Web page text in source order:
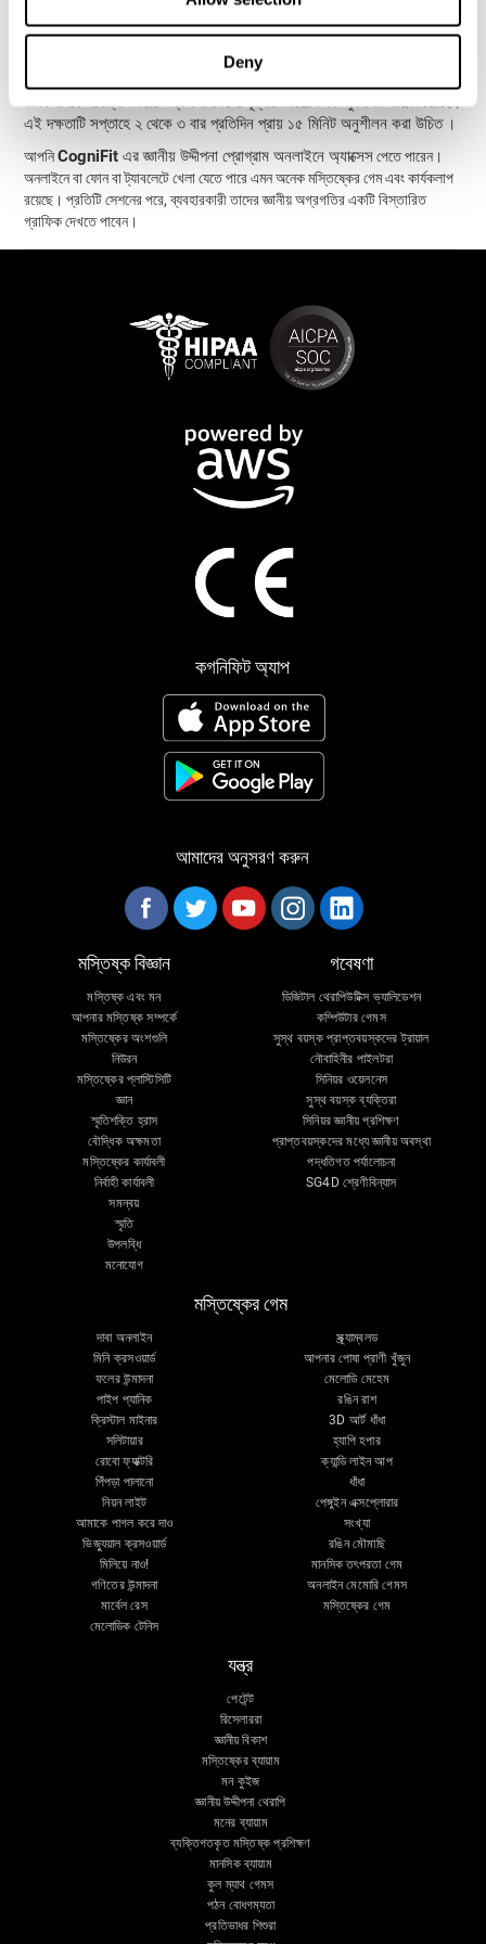
Deny
মস্তিষ্ক প্রশিক্ষণ প্রোগ্রাম তৈরি করে। প্রাথমিক মূল্যায়নের ফলাফল ব্যবহার করে নিশ্চিত
করা হয় যে মস্তিষ্ক প্রশিক্ষণ প্রোগ্রামটি যতটা সম্ভব নির্ভুল এবং ব্যবহারকারীর দুর্বলতম
এই দক্ষতাটি সপ্তাহে ২ থেকে ৩ বার প্রতিদিন প্রায় ১৫ মিনিট অনুশীলন করা উচিত।
আপনিCogniFit এর জ্ঞানীয় উদ্দীপনা প্রোগ্রাম অনলাইনে অ্যাক্সেসপেতে পারেন।
অনলাইনে বা ফোন বা ট্যাবলেটে খেলা যেতে পারে এমন অনেক মস্তিষ্কের গেম এবং কার্যকলাপ
রয়েছে। প্রতিটি সেশনের পরে, ব্যবহারকারী তাদের জ্ঞানীয় অগ্রগতির একটি বিস্তারিত
গ্রাফিক দেখতে পাবেন।
কগনিফিট অ্যাপ
আমাদের অনুসরণ করুন
মস্তিষ্ক বিজ্ঞান
মস্তিষ্ক এবং মন
আপনার মস্তিষ্ক সম্পর্কে
মস্তিষ্কের অংশগুলি
নিউরন
মস্তিষ্কের প্লাস্টিসিটি
জ্ঞান
স্মৃতিশক্তি হ্রাস
বৌদ্ধিক অক্ষমতা
মস্তিষ্কের কার্যাবলী
নির্বাহী কার্যাবলী
সমন্বয়
স্মৃতি
উপলব্ধি
মনোযোগ
গবেষণা
ডিজিটাল থেরাপিউটিক্স ভ্যালিডেশন
কম্পিউটার গেমস
সুস্থ বয়স্ক প্রাপ্তবয়স্কদের ট্রায়াল
নৌবাহিনীর পাইলটরা
সিনিয়র ওয়েলনেস
সুস্থ বয়স্ক ব্যক্তিরা
সিনিয়র জ্ঞানীয় প্রশিক্ষণ
প্রাপ্তবয়স্কদের মধ্যে জ্ঞানীয় অবস্থা
পদ্ধতিগত পর্যালোচনা
SG4D শ্রেণীবিন্যাস
মস্তিষ্কের গেম
দাবা অনলাইন
মিনি ক্রসওয়ার্ড
ফলের উন্মাদনা
পাইপ প্যানিক
ক্রিস্টাল মাইনার
সলিটায়ার
রোবো ফ্যাক্টরি
পিঁপড়া পালানো
নিয়ন লাইট
আমাকে পাগল করে দাও
ভিজ্যুয়াল ক্রসওয়ার্ড
মিলিয়ে নাও!
গণিতের উন্মাদনা
মার্বেল রেস
মেলোডিক টেনিস
স্ক্র্যাম্বলড
আপনার পোষা প্রাণী খুঁজুন
মেলোডি মেহেম
রঙিন রাশ
3D আর্ট ধাঁধা
হ্যাপি হপার
ক্যান্ডি লাইন আপ
ধাঁধা
পেঙ্গুইন এক্সপ্লোরার
সংখ্যা
রঙিন মৌমাছি
মানসিক তৎপরতা গেম
অনলাইন মেমোরি গেমস
মস্তিষ্কের গেম
যন্ত্র
পেটেন্ট
রিসেলাররা
জ্ঞানীয় বিকাশ
মস্তিষ্কের ব্যায়াম
মন কুইজ
জ্ঞানীয় উদ্দীপনা থেরাপি
মনের ব্যায়াম
ব্যক্তিগতকৃত মস্তিষ্ক প্রশিক্ষণ
মানসিক ব্যায়াম
কুল ম্যাথ গেমস
পঠন বোধগম্যতা
প্রতিভাধর শিশুরা